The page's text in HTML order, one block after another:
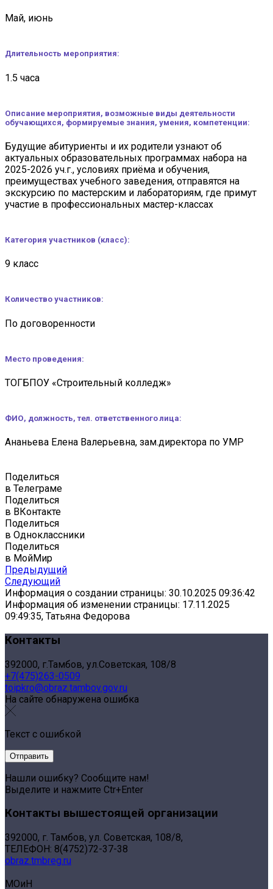
Май, июнь
Длительность мероприятия:
1.5 часа
Описание мероприятия, возможные виды деятельности
обучающихся, формируемые знания, умения, компетенции:
Будущие абитуриенты и их родители узнают об
актуальных образовательных программах набора на
2025-2026 уч.г., условиях приёма и обучения,
преимуществах учебного заведения, отправятся на
экскурсию по мастерским и лабораториям, где примут
участие в профессиональных мастер-классах
Категория участников (класс):
9 класс
Количество участников:
По договоренности
Место проведения:
ТОГБПОУ «Строительный колледж»
ФИО, должность, тел. ответственного лица:
Ананьева Елена Валерьевна, зам.директора по УМР
Поделиться
в Телеграме
Поделиться
в ВКонтакте
Поделиться
в Одноклассники
Поделиться
в МойМир
Предыдущий
Следующий
Информация о создании страницы: 30.10.2025 09:36:42
Информация об изменении страницы: 17.11.2025
09:49:35, Татьяна Федорова
Контакты
392000, г.Тамбов, ул.Советская, 108/8
+7(475)263-0509
toipkro@obraz.tambov.gov.ru
На сайте обнаружена ошибка
Текст с ошибкой
Нашли ошибку? Сообщите нам!
Выделите и нажмите Ctr+Enter
Контакты вышестоящей организации
392000, г. Тамбов, ул. Советская, 108/8,
ТЕЛЕФОН: 8(4752)72-37-38
obraz.tmbreg.ru
МОиН